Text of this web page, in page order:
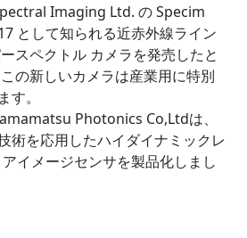
Imaging Ltd. の Specim
として知られる近赤外線ライン
スペクトル カメラを発売したと
の新しいカメラは産業用に特別
す。
Photonics Co,Ltdは、
術を応用したハイダイナミックレ
イメージセンサを製品化しまし